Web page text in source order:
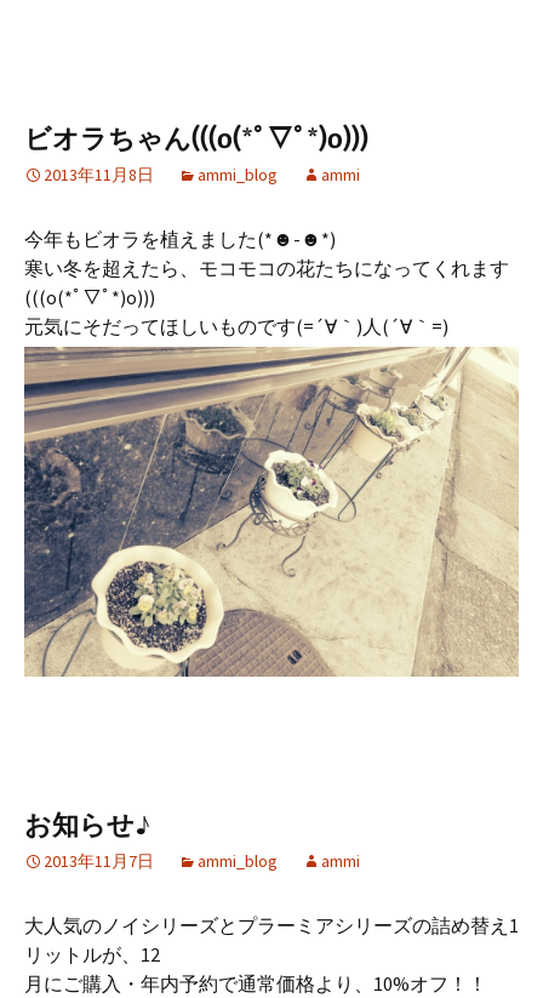
ビオラちゃん(((o(*ﾟ▽ﾟ*)o)))
2013年11月8日 ammi_blog ammi
今年もビオラを植えました(*☻-☻*)
寒い冬を超えたら、モコモコの花たちになってくれます
(((o(*ﾟ▽ﾟ*)o)))
元気にそだってほしいものです(=´∀｀)人(´∀｀=)
お知らせ♪
2013年11月7日 ammi_blog ammi
大人気のノイシリーズとプラーミアシリーズの詰め替え1
リットルが、12
月にご購入・年内予約で通常価格より、10%オフ！！